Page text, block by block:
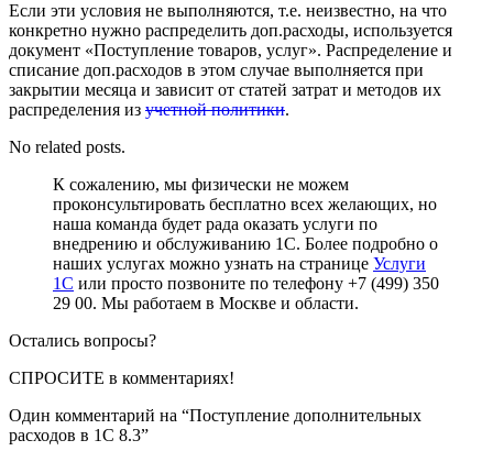
Если эти условия не выполняются, т.е. неизвестно, на что
конкретно нужно распределить доп.расходы, используется
документ «Поступление товаров, услуг». Распределение и
списание доп.расходов в этом случае выполняется при
закрытии месяца и зависит от статей затрат и методов их
распределения из учетной политики.
No related posts.
К сожалению, мы физически не можем
проконсультировать бесплатно всех желающих, но
наша команда будет рада оказать услуги по
внедрению и обслуживанию 1С. Более подробно о
наших услугах можно узнать на странице Услуги
1С или просто позвоните по телефону +7 (499) 350
29 00. Мы работаем в Москве и области.
Остались вопросы?
СПРОСИТЕ в комментариях!
Один комментарий на “Поступление дополнительных
расходов в 1С 8.3”